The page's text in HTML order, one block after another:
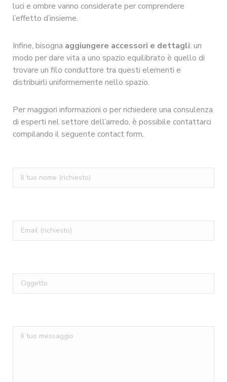
luci e ombre vanno considerate per comprendere
l’effetto d’insieme.
Infine, bisogna aggiungere accessori e dettagli: un
modo per dare vita a uno spazio equilibrato è quello di
trovare un filo conduttore tra questi elementi e
distribuirli uniformemente nello spazio.
Per maggiori informazioni o per richiedere una consulenza
di esperti nel settore dell’arredo, è possibile contattarci
compilando il seguente contact form.